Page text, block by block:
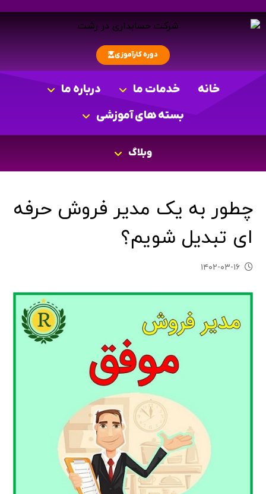
دوره کارآموزی
خانه خدمات ما
درباره ما
بسته های آموزشی
وبلاگ
چطور به یک مدیر فروش حرفه
ای تبدیل شویم؟
۱۴۰۲-۰۳-۱۶